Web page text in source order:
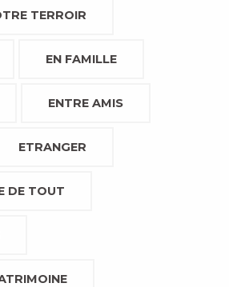
TERROIR
EN FAMILLE
ENTRE AMIS
ETRANGER
DE TOUT